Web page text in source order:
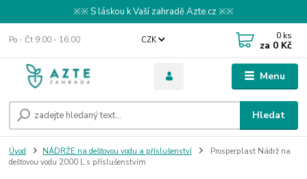
※※ S láskou k Vaší zahradě Azte.cz ※※
Menu
CZK
Hledat
Po - Čt 9:00 - 16:00 0 ks
za 0 Kč
Úvod NÁDRŽE na dešťovou vodu a příslušenství
Prosperplast Nádrž na
dešťovou vodu 2000 L s příslušenstvím